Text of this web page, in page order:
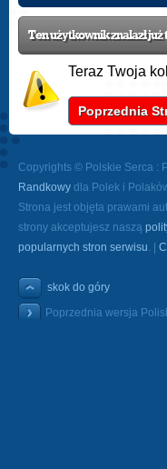
Ten użytkownik znalazł już
Teraz Twoja
Poprzednia
Copyrights © Polskie Serca :
Randkowy dla Polek i
Strona jest objęta prawami
strony akceptujesz naszą
popularnych stron serwisu. |
skok do góry
Poprzednia wersja